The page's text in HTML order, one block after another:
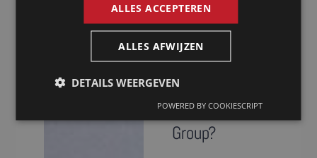
Waarom kiezen
voor een tolk
in Doha via The
Presence
Group?
ALLES ACCEPTEREN
ALLES AFWIJZEN
DETAILS WEERGEVEN
POWERED BY COOKIESCRIPT